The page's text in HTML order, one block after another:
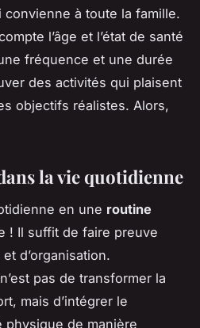
convienne à toute la famille.
l’âge et l’état de santé
fréquence et une durée
des activités qui plaisent
objectifs réalistes. Alors,
la vie quotidienne
en une routine
! Il suffit de faire preuve
d’organisation.
pas de transformer la
mais d’intégrer le
physique de manière